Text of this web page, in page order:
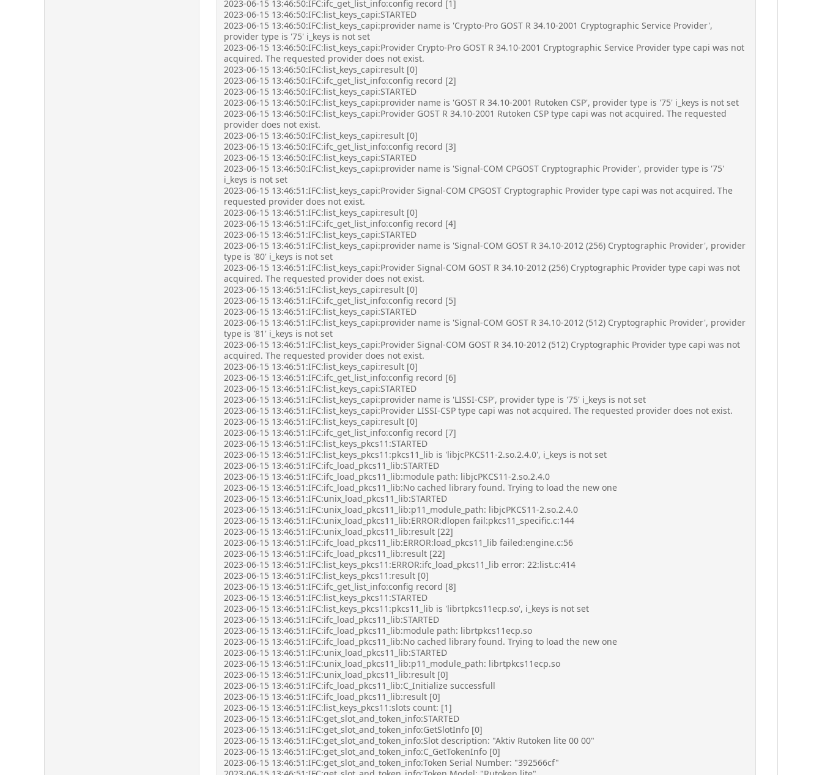
2023-06-15 13:46:50:IFC:ifc_get_list_info:config record [1]
2023-06-15 13:46:50:IFC:list_keys_capi:STARTED
2023-06-15 13:46:50:IFC:list_keys_capi:provider name is 'Crypto-Pro GOST R 34.10-2001 Cryptographic Service Provider',
provider type is '75' i_keys is not set
2023-06-15 13:46:50:IFC:list_keys_capi:Provider Crypto-Pro GOST R 34.10-2001 Cryptographic Service Provider type capi was not
acquired. The requested provider does not exist.
2023-06-15 13:46:50:IFC:list_keys_capi:result [0]
2023-06-15 13:46:50:IFC:ifc_get_list_info:config record [2]
2023-06-15 13:46:50:IFC:list_keys_capi:STARTED
2023-06-15 13:46:50:IFC:list_keys_capi:provider name is 'GOST R 34.10-2001 Rutoken CSP', provider type is '75' i_keys is not set
2023-06-15 13:46:50:IFC:list_keys_capi:Provider GOST R 34.10-2001 Rutoken CSP type capi was not acquired. The requested
provider does not exist.
2023-06-15 13:46:50:IFC:list_keys_capi:result [0]
2023-06-15 13:46:50:IFC:ifc_get_list_info:config record [3]
2023-06-15 13:46:50:IFC:list_keys_capi:STARTED
2023-06-15 13:46:50:IFC:list_keys_capi:provider name is 'Signal-COM CPGOST Cryptographic Provider', provider type is '75'
i_keys is not set
2023-06-15 13:46:51:IFC:list_keys_capi:Provider Signal-COM CPGOST Cryptographic Provider type capi was not acquired. The
requested provider does not exist.
2023-06-15 13:46:51:IFC:list_keys_capi:result [0]
2023-06-15 13:46:51:IFC:ifc_get_list_info:config record [4]
2023-06-15 13:46:51:IFC:list_keys_capi:STARTED
2023-06-15 13:46:51:IFC:list_keys_capi:provider name is 'Signal-COM GOST R 34.10-2012 (256) Cryptographic Provider', provider
type is '80' i_keys is not set
2023-06-15 13:46:51:IFC:list_keys_capi:Provider Signal-COM GOST R 34.10-2012 (256) Cryptographic Provider type capi was not
acquired. The requested provider does not exist.
2023-06-15 13:46:51:IFC:list_keys_capi:result [0]
2023-06-15 13:46:51:IFC:ifc_get_list_info:config record [5]
2023-06-15 13:46:51:IFC:list_keys_capi:STARTED
2023-06-15 13:46:51:IFC:list_keys_capi:provider name is 'Signal-COM GOST R 34.10-2012 (512) Cryptographic Provider', provider
type is '81' i_keys is not set
2023-06-15 13:46:51:IFC:list_keys_capi:Provider Signal-COM GOST R 34.10-2012 (512) Cryptographic Provider type capi was not
acquired. The requested provider does not exist.
2023-06-15 13:46:51:IFC:list_keys_capi:result [0]
2023-06-15 13:46:51:IFC:ifc_get_list_info:config record [6]
2023-06-15 13:46:51:IFC:list_keys_capi:STARTED
2023-06-15 13:46:51:IFC:list_keys_capi:provider name is 'LISSI-CSP', provider type is '75' i_keys is not set
2023-06-15 13:46:51:IFC:list_keys_capi:Provider LISSI-CSP type capi was not acquired. The requested provider does not exist.
2023-06-15 13:46:51:IFC:list_keys_capi:result [0]
2023-06-15 13:46:51:IFC:ifc_get_list_info:config record [7]
2023-06-15 13:46:51:IFC:list_keys_pkcs11:STARTED
2023-06-15 13:46:51:IFC:list_keys_pkcs11:pkcs11_lib is 'libjcPKCS11-2.so.2.4.0', i_keys is not set
2023-06-15 13:46:51:IFC:ifc_load_pkcs11_lib:STARTED
2023-06-15 13:46:51:IFC:ifc_load_pkcs11_lib:module path: libjcPKCS11-2.so.2.4.0
2023-06-15 13:46:51:IFC:ifc_load_pkcs11_lib:No cached library found. Trying to load the new one
2023-06-15 13:46:51:IFC:unix_load_pkcs11_lib:STARTED
2023-06-15 13:46:51:IFC:unix_load_pkcs11_lib:p11_module_path: libjcPKCS11-2.so.2.4.0
2023-06-15 13:46:51:IFC:unix_load_pkcs11_lib:ERROR:dlopen fail:pkcs11_specific.c:144
2023-06-15 13:46:51:IFC:unix_load_pkcs11_lib:result [22]
2023-06-15 13:46:51:IFC:ifc_load_pkcs11_lib:ERROR:load_pkcs11_lib failed:engine.c:56
2023-06-15 13:46:51:IFC:ifc_load_pkcs11_lib:result [22]
2023-06-15 13:46:51:IFC:list_keys_pkcs11:ERROR:ifc_load_pkcs11_lib error: 22:list.c:414
2023-06-15 13:46:51:IFC:list_keys_pkcs11:result [0]
2023-06-15 13:46:51:IFC:ifc_get_list_info:config record [8]
2023-06-15 13:46:51:IFC:list_keys_pkcs11:STARTED
2023-06-15 13:46:51:IFC:list_keys_pkcs11:pkcs11_lib is 'librtpkcs11ecp.so', i_keys is not set
2023-06-15 13:46:51:IFC:ifc_load_pkcs11_lib:STARTED
2023-06-15 13:46:51:IFC:ifc_load_pkcs11_lib:module path: librtpkcs11ecp.so
2023-06-15 13:46:51:IFC:ifc_load_pkcs11_lib:No cached library found. Trying to load the new one
2023-06-15 13:46:51:IFC:unix_load_pkcs11_lib:STARTED
2023-06-15 13:46:51:IFC:unix_load_pkcs11_lib:p11_module_path: librtpkcs11ecp.so
2023-06-15 13:46:51:IFC:unix_load_pkcs11_lib:result [0]
2023-06-15 13:46:51:IFC:ifc_load_pkcs11_lib:C_Initialize successfull
2023-06-15 13:46:51:IFC:ifc_load_pkcs11_lib:result [0]
2023-06-15 13:46:51:IFC:list_keys_pkcs11:slots count: [1]
2023-06-15 13:46:51:IFC:get_slot_and_token_info:STARTED
2023-06-15 13:46:51:IFC:get_slot_and_token_info:GetSlotInfo [0]
2023-06-15 13:46:51:IFC:get_slot_and_token_info:Slot description: "Aktiv Rutoken lite 00 00"
2023-06-15 13:46:51:IFC:get_slot_and_token_info:C_GetTokenInfo [0]
2023-06-15 13:46:51:IFC:get_slot_and_token_info:Token Serial Number: "392566cf"